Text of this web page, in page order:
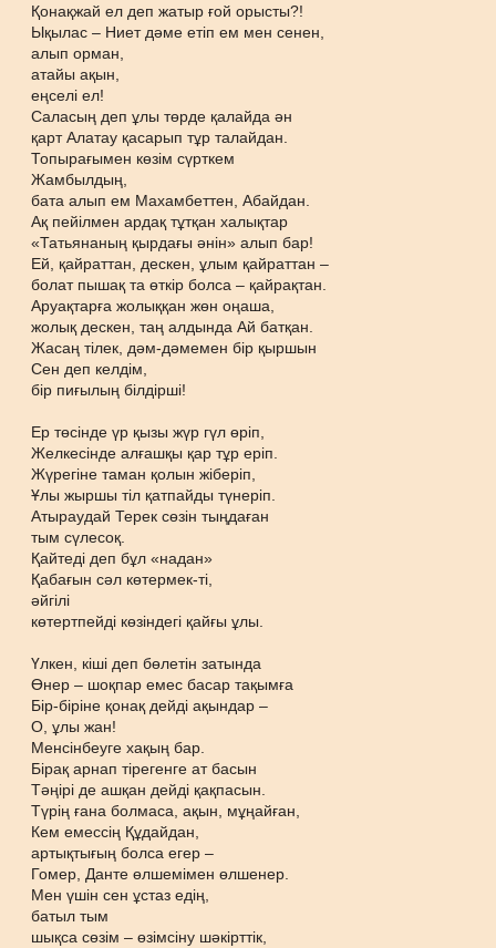
Қонақжай ел деп жатыр ғой орысты?!
Ықылас – Ниет дәме етіп ем мен сенен,
алып орман,
атайы ақын,
еңселі ел!
Саласың деп ұлы төрде қалайда ән
қарт Алатау қасарып тұр талайдан.
Топырағымен көзім сүрткем
Жамбылдың,
бата алып ем Махамбеттен, Абайдан.
Ақ пейілмен ардақ тұтқан халықтар
«Татьянаның қырдағы әнін» алып бар!
Ей, қайраттан, дескен, ұлым қайраттан –
болат пышақ та өткір болса – қайрақтан.
Аруақтарға жолыққан жөн оңаша,
жолық дескен, таң алдында Ай батқан.
Жасаң тілек, дәм-дәмемен бір қыршын
Сен деп келдім,
бір пиғылың білдірші!
Ер төсінде үр қызы жүр гүл өріп,
Желкесінде алғашқы қар тұр еріп.
Жүрегіне таман қолын жіберіп,
Ұлы жыршы тіл қатпайды түнеріп.
Атыраудай Терек сөзін тыңдаған
тым сүлесоқ.
Қайтеді деп бұл «надан»
Қабағын сәл көтермек-ті,
әйгілі
көтертпейді көзіндегі қайғы ұлы.
Үлкен, кіші деп бөлетін затында
Өнер – шоқпар емес басар тақымға
Бір-біріне қонақ дейді ақындар –
О, ұлы жан!
Менсінбеуге хақың бар.
Бірақ арнап тірегенге ат басын
Тәңірі де ашқан дейді қақпасын.
Түрің ғана болмаса, ақын, мұңайған,
Кем емессің Құдайдан,
артықтығың болса егер –
Гомер, Данте өлшемімен өлшенер.
Мен үшін сен ұстаз едің,
батыл тым
шықса сөзім – өзімсіну шәкірттік,